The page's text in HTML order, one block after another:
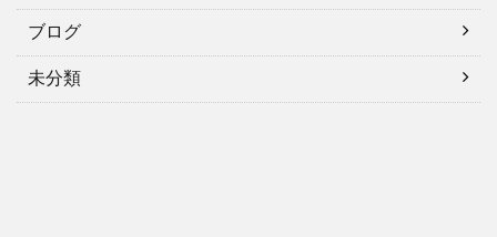
ブログ
未分類